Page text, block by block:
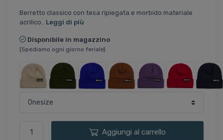
Berretto classico con tesa ripiegata e morbido materiale
acrilico.. Leggi di più
Disponibile in magazzino
(Spediamo ogni giorno feriale)
Aggiungi al carrello